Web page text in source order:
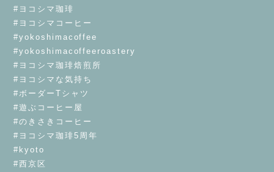
#ヨコシマ珈琲
#ヨコシマコーヒー
#yokoshimacoffee
#yokoshimacoffeeroastery
#ヨコシマ珈琲焙煎所
#ヨコシマな気持ち
#ボーダーTシャツ
#遊ぶコーヒー屋
#のきさきコーヒー
#ヨコシマ珈琲5周年
#kyoto
#西京区